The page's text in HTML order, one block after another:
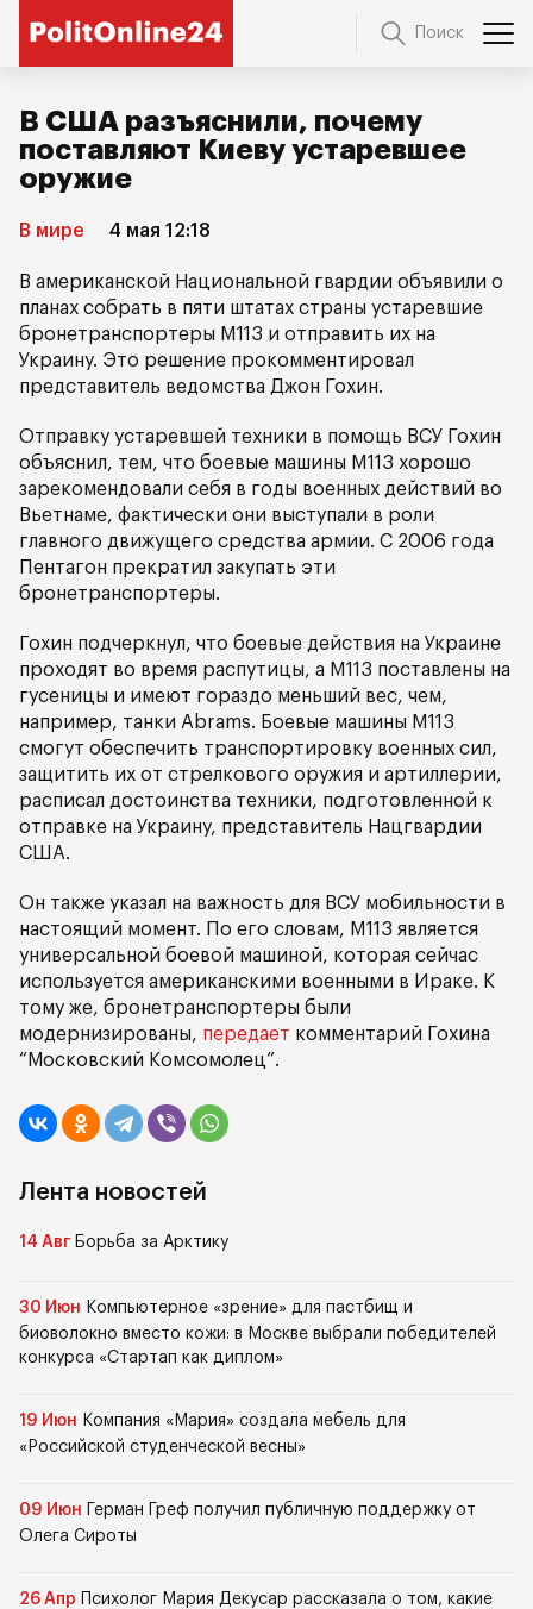
Поиск
В США разъяснили, почему
поставляют Киеву устаревшее
оружие
В мире 4 мая 12:18
В американской Национальной гвардии объявили о
планах собрать в пяти штатах страны устаревшие
бронетранспортеры M113 и отправить их на
Украину. Это решение прокомментировал
представитель ведомства Джон Гохин.
Отправку устаревшей техники в помощь ВСУ Гохин
объяснил, тем, что боевые машины M113 хорошо
зарекомендовали себя в годы военных действий во
Вьетнаме, фактически они выступали в роли
главного движущего средства армии. С 2006 года
Пентагон прекратил закупать эти
бронетранспортеры.
Гохин подчеркнул, что боевые действия на Украине
проходят во время распутицы, а M113 поставлены на
гусеницы и имеют гораздо меньший вес, чем,
например, танки Abrams. Боевые машины M113
смогут обеспечить транспортировку военных сил,
защитить их от стрелкового оружия и артиллерии,
расписал достоинства техники, подготовленной к
отправке на Украину, представитель Нацгвардии
США.
Он также указал на важность для ВСУ мобильности в
настоящий момент. По его словам, M113 является
универсальной боевой машиной, которая сейчас
используется американскими военными в Ираке. К
тому же, бронетранспортеры были
модернизированы, передает комментарий Гохина
“Московский Комсомолец”.
Лента новостей
14 Авг Борьба за Арктику
30 Июн Компьютерное «зрение» для пастбищ и
биоволокно вместо кожи: в Москве выбрали победителей
конкурса «Стартап как диплом»
19 Июн Компания «Мария» создала мебель для
«Российской студенческой весны»
09 Июн
Герман Греф получил публичную поддержку от
Олега Сироты
26 Апр
Психолог Мария Декусар рассказала о том, какие